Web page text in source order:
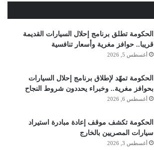
الحكومة تطلق برنامج إحلال السيارات القديمة
قريبا.. حوافز مغرية وأسعار تنافسية
أغسطس 5, 2026
الحكومة تمهّد لإطلاق برنامج إحلال السيارات
بحوافز مغرية.. وخبراء يحددون شروط النجاح
أغسطس 6, 2026
الحكومة تكشف موقف إعادة مبادرة استيراد
سيارات المصريين بالخارج
أغسطس 3, 2026